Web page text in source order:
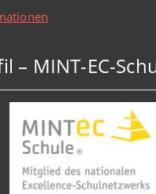
– MINT-EC-